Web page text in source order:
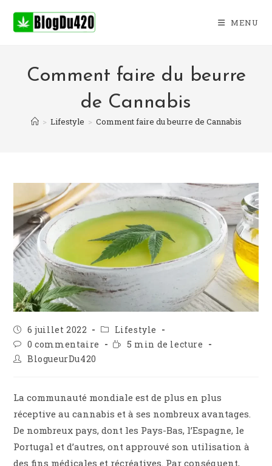
MENU
Comment faire du beurre
de Cannabis
> Lifestyle > Comment faire du beurre de Cannabis
Publication
publiée :
6 juillet 2022
Post
category:
Lifestyle
Commentaires
de
la
0 commentaire
Temps5 min de lecture
Auteur/autrice
publication :
BlogueurDu420
La communauté mondiale est de plus en plus
réceptive au cannabis et à ses nombreux avantages.
De nombreux pays, dont les Pays-Bas, l’Espagne, le
Portugal et d’autres, ont approuvé son utilisation à
des fins médicales et récréatives. Par conséquent,